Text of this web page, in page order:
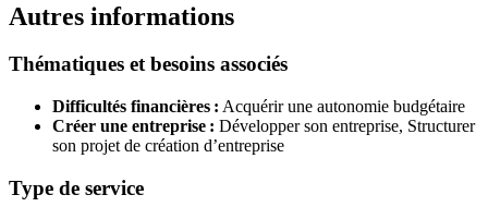
Autres informations
Thématiques et besoins associés
Difficultés financières : Acquérir une autonomie budgétaire
Créer une entreprise : Développer son entreprise, Structurer
son projet de création d’entreprise
Type de service